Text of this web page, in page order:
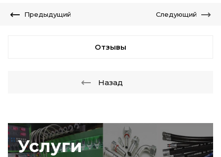
Услуги
Предыдущий Следующий
Отзывы
Назад